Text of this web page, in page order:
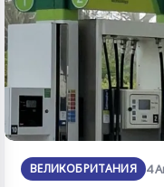
ВЕЛИКОБРИТАНИЯ 4